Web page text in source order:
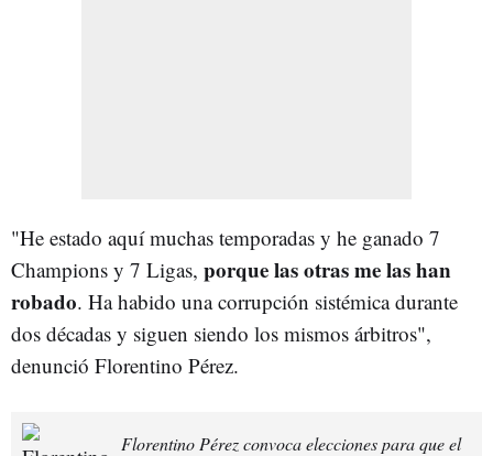
"He estado aquí muchas temporadas y he ganado 7
Champions y 7 Ligas, porque las otras me las han
robado. Ha habido una corrupción sistémica durante
dos décadas y siguen siendo los mismos árbitros",
denunció Florentino Pérez.
Florentino Pérez convoca elecciones para que el